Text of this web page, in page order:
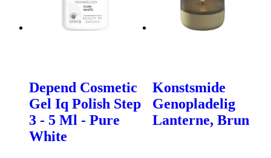
Depend Cosmetic
Gel Iq Polish Step
3 - 5 Ml - Pure
White
Konstsmide
Genopladelig
Lanterne, Brun